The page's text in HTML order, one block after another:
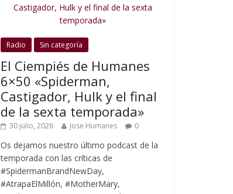
Radio Sin categoría
El Ciempiés de Humanes
6×50 «Spiderman,
Castigador, Hulk y el final
de la sexta temporada»
30 julio, 2026 Jose Humanes 0
Os dejamos nuestro último podcast de la
temporada con las críticas de
#SpidermanBrandNewDay,
#AtrapaElMillón, #MotherMary,